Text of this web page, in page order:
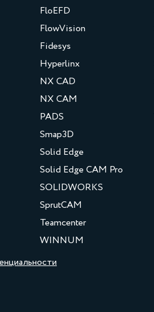
FloEFD
FlowVision
Fidesys
Hyperlinx
NX CAD
NX CAM
PADS
Smap3D
Solid Edge
Solid Edge CAM Pro
SOLIDWORKS
SprutCAM
Teamcenter
WINNUM